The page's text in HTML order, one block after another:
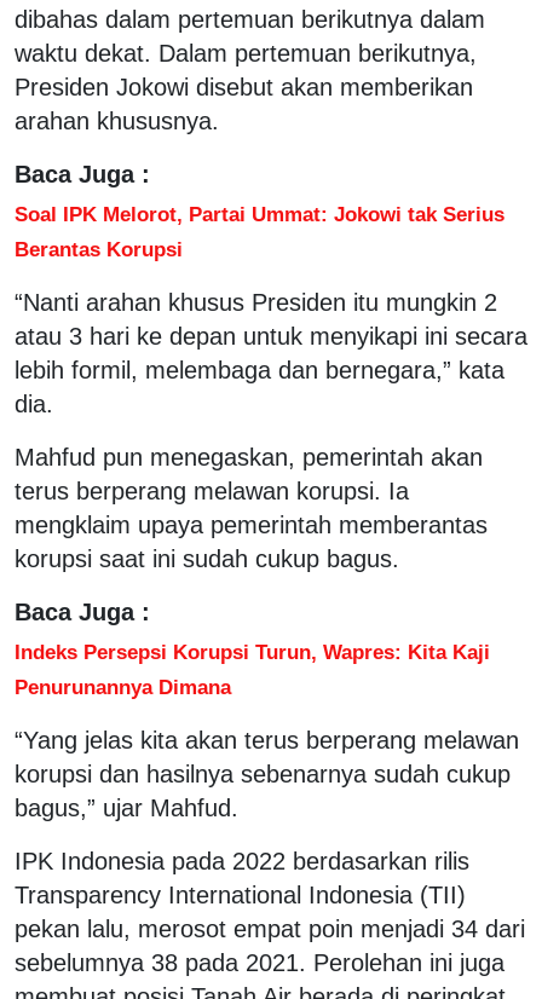
dibahas dalam pertemuan berikutnya dalam
waktu dekat. Dalam pertemuan berikutnya,
Presiden Jokowi disebut akan memberikan
arahan khususnya.
Baca Juga :
Soal IPK Melorot, Partai Ummat: Jokowi tak Serius
Berantas Korupsi
“Nanti arahan khusus Presiden itu mungkin 2
atau 3 hari ke depan untuk menyikapi ini secara
lebih formil, melembaga dan bernegara,” kata
dia.
Mahfud pun menegaskan, pemerintah akan
terus berperang melawan korupsi. Ia
mengklaim upaya pemerintah memberantas
korupsi saat ini sudah cukup bagus.
Baca Juga :
Indeks Persepsi Korupsi Turun, Wapres: Kita Kaji
Penurunannya Dimana
“Yang jelas kita akan terus berperang melawan
korupsi dan hasilnya sebenarnya sudah cukup
bagus,” ujar Mahfud.
IPK Indonesia pada 2022 berdasarkan rilis
Transparency International Indonesia (TII)
pekan lalu, merosot empat poin menjadi 34 dari
sebelumnya 38 pada 2021. Perolehan ini juga